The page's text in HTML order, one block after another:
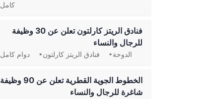
كامل
فنادق الريتز كارلتون تعلن عن 30 وظيفة
للرجال والنساء
الدوحة فنادق الريتز كارلتون دوام كامل
الخطوط الجوية القطرية تعلن عن 90 وظيفة
شاغرة للرجال والنساء